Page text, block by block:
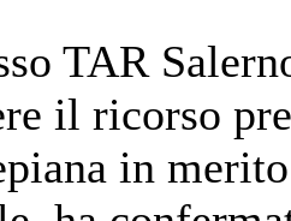
TAR
il ricorso
in